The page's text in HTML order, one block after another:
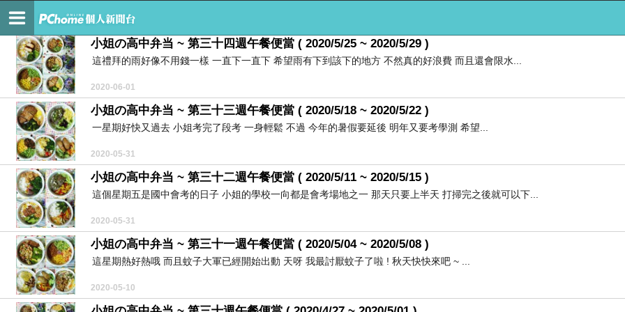
Ivy's Kitchen
小姐の高中弁当 ~ 第三十四週午餐便當 ( 2020/5/25 ~ 2020/5/29 )
這禮拜的雨好像不用錢一樣 一直下一直下 希望雨有下到該下的地方 不然真的好浪費 而且還會限水...
2020-06-01
小姐の高中弁当 ~ 第三十三週午餐便當 ( 2020/5/18 ~ 2020/5/22 )
一星期好快又過去 小姐考完了段考 一身輕鬆 不過 今年的暑假要延後 明年又要考學測 希望...
2020-05-31
小姐の高中弁当 ~ 第三十二週午餐便當 ( 2020/5/11 ~ 2020/5/15 )
這個星期五是國中會考的日子 小姐的學校一向都是會考場地之一 那天只要上半天 打掃完之後就可以下...
2020-05-31
小姐の高中弁当 ~ 第三十一週午餐便當 ( 2020/5/04 ~ 2020/5/08 )
這星期熱好熱哦 而且蚊子大軍已經開始出動 天呀 我最討厭蚊子了啦 ! 秋天快快來吧 ~ ...
2020-05-10